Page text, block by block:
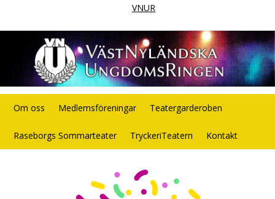
VNUR
Om oss Medlemsföreningar Teatergarderoben
Raseborgs Sommarteater TryckeriTeatern Kontakt